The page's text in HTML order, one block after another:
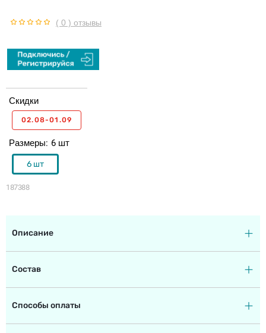
( 0 ) отзывы
187388
Размеры 6 шт
6 шт
Скидки
02.08-01.09
Описание
Состав
Способы оплаты